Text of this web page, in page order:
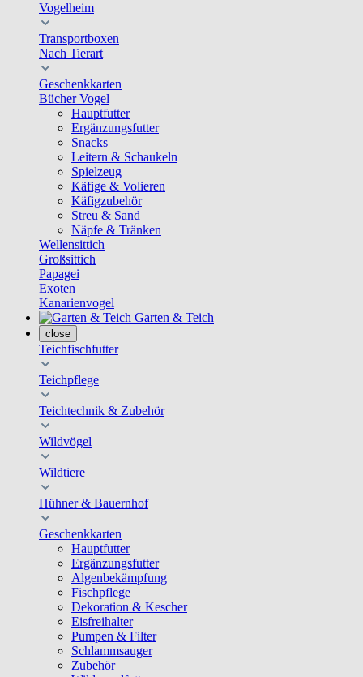
Vogelheim
Transportboxen
Nach Tierart
Geschenkkarten
Bücher Vogel
Hauptfutter
Ergänzungsfutter
Snacks
Leitern & Schaukeln
Spielzeug
Käfige & Volieren
Käfigzubehör
Streu & Sand
Näpfe & Tränken
Wellensittich
Großsittich
Papagei
Exoten
Kanarienvogel
Garten & Teich
close
Teichfischfutter
Teichpflege
Teichtechnik & Zubehör
Wildvögel
Wildtiere
Hühner & Bauernhof
Geschenkkarten
Hauptfutter
Ergänzungsfutter
Algenbekämpfung
Fischpflege
Dekoration & Kescher
Eisfreihalter
Pumpen & Filter
Schlammsauger
Zubehör